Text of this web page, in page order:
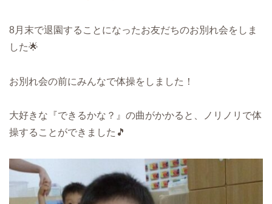
8月末で退園することになったお友だちのお別れ会をしま
した🌟
お別れ会の前にみんなで体操をしました！
大好きな『できるかな？』の曲がかかると、ノリノリで体
操することができました🎵